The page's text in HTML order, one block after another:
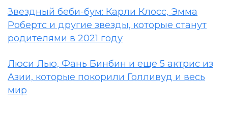
Звездный беби-бум: Карли Клосс, Эмма
Робертс и другие звезды, которые станут
родителями в 2021 году
Люси Лью, Фань Бинбин и еще 5 актрис из
Азии, которые покорили Голливуд и весь
мир